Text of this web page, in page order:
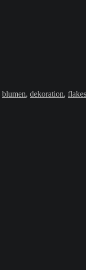
blumen, dekoration, flakes